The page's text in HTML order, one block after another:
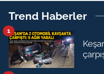
Trend Haberler
1